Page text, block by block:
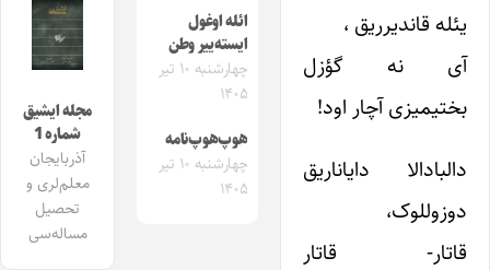
یئله قاندیرریق ،
آی نه گؤزل
بختیمیزی آچار اود!
دالبادالا دایاناریق
دوزوللوک،
قاتار- قاتار
ائله اوغول
ایسته‌ییر وطن
چهارشنبه ۱۰ تیر
۱۴۰۵
هوپ‌هوپ‌نامه
چهارشنبه ۱۰ تیر
۱۴۰۵
مجله ایشیق
شماره 1
آذربایجان
معلم‌لری و
تحصیل
مساله‌سی